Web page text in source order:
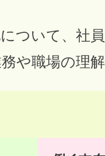
ついて、社
や職場の理